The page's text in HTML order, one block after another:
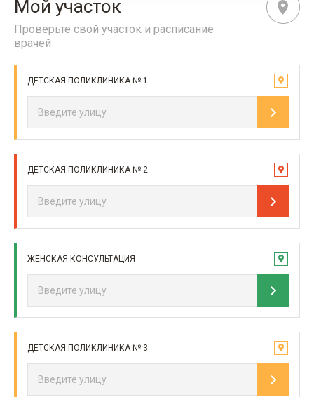
Мой участок
Проверьте свой участок и расписание
врачей
ДЕТСКАЯ ПОЛИКЛИНИКА № 1
ДЕТСКАЯ ПОЛИКЛИНИКА № 2
ЖЕНСКАЯ КОНСУЛЬТАЦИЯ
ДЕТСКАЯ ПОЛИКЛИНИКА № 3